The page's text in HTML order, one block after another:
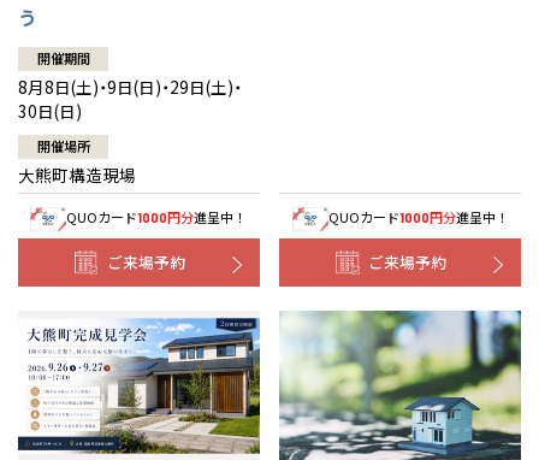
う
開催期間
8月8日(土)・9日(日)・29日(土)・
30日(日)
開催場所
大熊町構造現場
QUOカード1000円分進呈中！
ご来場予約
QUOカード1000円分進呈中！
ご来場予約